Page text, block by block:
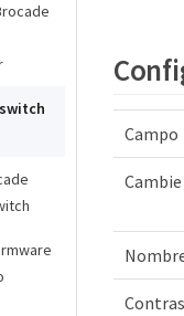
Campo